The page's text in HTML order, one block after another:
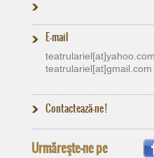
E-mail
teatrulariel[at]​yahoo.com
teatrulariel[at]​gmail.com
Contactează-ne !
Urmăreşte-ne pe